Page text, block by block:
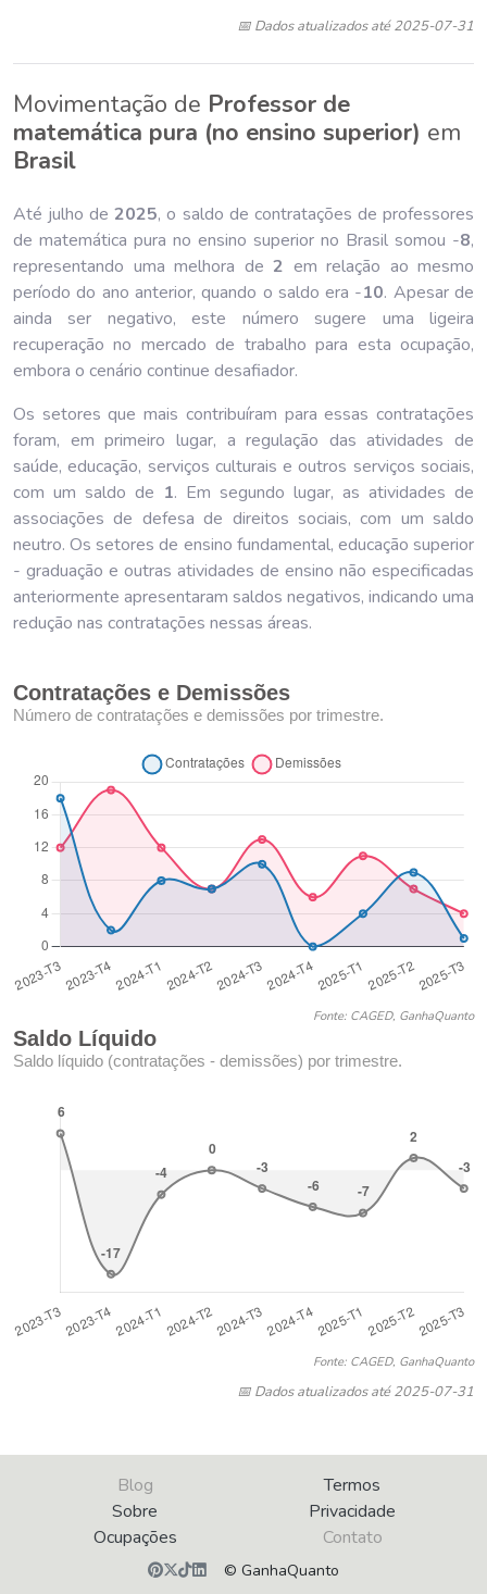
📅 Dados atualizados até 2025-07-31
Movimentação de Professor de
matemática pura (no ensino superior) em
Brasil
Até julho de2025, o saldo de contratações de professores
de matemática pura no ensino superior no Brasil somou -8,
representando uma melhora de 2 em relação ao mesmo
período do ano anterior, quando o saldo era -10. Apesar de
ainda ser negativo, este número sugere uma ligeira
recuperação no mercado de trabalho para esta ocupação,
embora o cenário continue desafiador.
Os setores que mais contribuíram para essas contratações
foram, em primeiro lugar, a regulação das atividades de
saúde, educação, serviços culturais e outros serviços sociais,
com um saldo de 1. Em segundo lugar, as atividades de
associações de defesa de direitos sociais, com um saldo
neutro. Os setores de ensino fundamental, educação superior
- graduação e outras atividades de ensino não especificadas
anteriormente apresentaram saldos negativos, indicando uma
redução nas contratações nessas áreas.
Contratações e Demissões
Número de contratações e demissões por trimestre.
Fonte: CAGED, GanhaQuanto
Saldo Líquido
Saldo líquido (contratações - demissões) por trimestre.
Fonte: CAGED, GanhaQuanto
📅 Dados atualizados até 2025-07-31
© GanhaQuanto
Blog
Sobre
Ocupações
Termos
Privacidade
Contato